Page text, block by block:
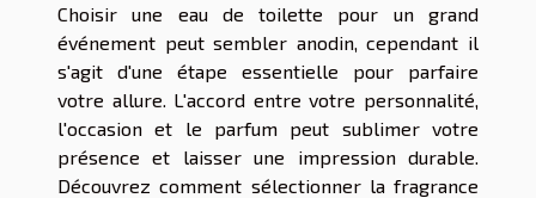
Choisir une eau de toilette pour un grand
événement peut sembler anodin, cependant il
s'agit d'une étape essentielle pour parfaire
votre allure. L'accord entre votre personnalité,
l'occasion et le parfum peut sublimer votre
présence et laisser une impression durable.
Découvrez comment sélectionner la fragrance